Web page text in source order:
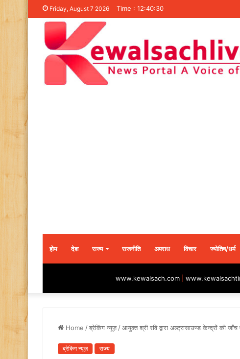
Friday, August 7 2026 Time : 12:40:30
होम देश राज्य राजनीति अपराध विचार ज्योतिष/धर्म
www.kewalsach.com
Home /ब्रेकिंग न्यूज़ /आयुक्त श्री रवि द्वारा अल्ट्रासाउण्ड केन्द्रों की जाँच
ब्रेकिंग न्यूज़ राज्य